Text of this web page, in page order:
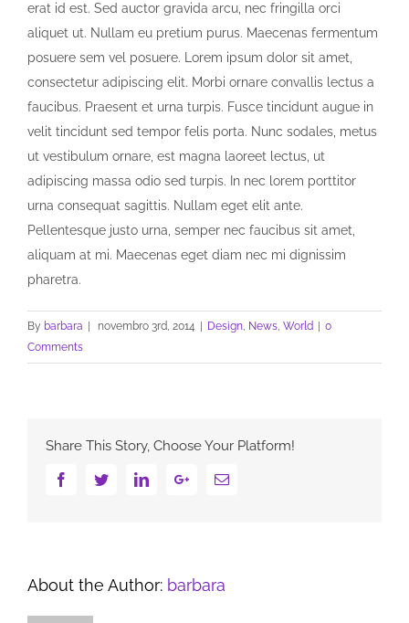
erat id est. Sed auctor gravida arcu, nec fringilla orci
aliquet ut. Nullam eu pretium purus. Maecenas fermentum
posuere sem vel posuere. Lorem ipsum dolor sit amet,
consectetur adipiscing elit. Morbi ornare convallis lectus a
faucibus. Praesent et urna turpis. Fusce tincidunt augue in
velit tincidunt sed tempor felis porta. Nunc sodales, metus
ut vestibulum ornare, est magna laoreet lectus, ut
adipiscing massa odio sed turpis. In nec lorem porttitor
urna consequat sagittis. Nullam eget elit ante.
Pellentesque justo urna, semper nec faucibus sit amet,
aliquam at mi. Maecenas eget diam nec mi dignissim
pharetra.
By barbara novembro 3rd, 2014 Design, News, World
0
Comments
Share This Story, Choose Your Platform!
FacebookTwitterLinkedinGoogle+Email
About the Author: barbara